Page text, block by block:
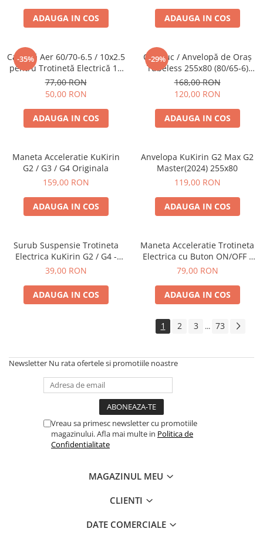
ADAUGA IN COS ADAUGA IN COS
-35%
Cameră Aer 60/70-6.5 / 10x2.5
pentru Trotinetă Electrică 10
Inch – Valvă Dreaptă
77,00 RON
50,00 RON
ADAUGA IN COS
-29%
Cauciuc / Anvelopă de Oraș
Tubeless 255x80 (80/65-6)
pentru KuKirin G2 Max și
KuKirin G2 Master (2024) –
Profil Urban Trotinetă
Electrică
168,00 RON
120,00 RON
ADAUGA IN COS
Maneta Acceleratie KuKirin
G2 / G3 / G4 Originala
159,00 RON
ADAUGA IN COS
Anvelopa KuKirin G2 Max G2
Master(2024) 255x80
119,00 RON
ADAUGA IN COS
Surub Suspensie Trotineta
Electrica KuKirin G2 / G4 -
Otel Inalt Rezistent
39,00 RON
ADAUGA IN COS
Maneta Acceleratie Trotineta
Electrica cu Buton ON/OFF -
Control Digital 3 in 1
79,00 RON
ADAUGA IN COS
1 2 3 ... 73
Newsletter Nu rata ofertele si promotiile noastre
Vreau sa primesc newsletter cu promotiile
magazinului. Afla mai multe in Politica de
Confidentialitate
MAGAZINUL MEU
CLIENTI
DATE COMERCIALE